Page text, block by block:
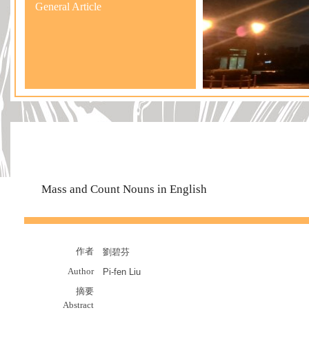
General Article
Mass and Count Nouns in English
作者
劉碧芬
Author
Pi-fen Liu
摘要
Abstract